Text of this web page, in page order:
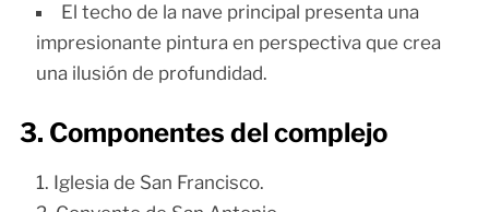
El techo de la nave principal presenta una
impresionante pintura en perspectiva que crea
una ilusión de profundidad.
3. Componentes del complejo
Iglesia de San Francisco.